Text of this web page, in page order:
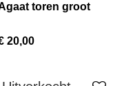
toren groot
20,00